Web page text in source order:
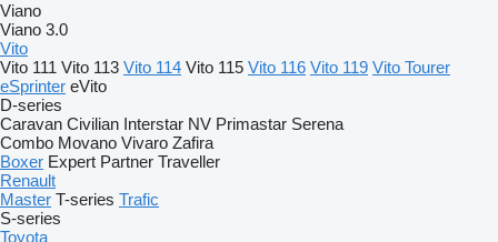
Viano
Viano 3.0
Vito
Vito 111 Vito 113 Vito 114 Vito 115 Vito 116 Vito 119 Vito Tourer
eSprinter eVito
D-series
Caravan Civilian Interstar NV Primastar Serena
Combo Movano Vivaro Zafira
Boxer Expert Partner Traveller
Renault
Master T-series Trafic
S-series
Toyota